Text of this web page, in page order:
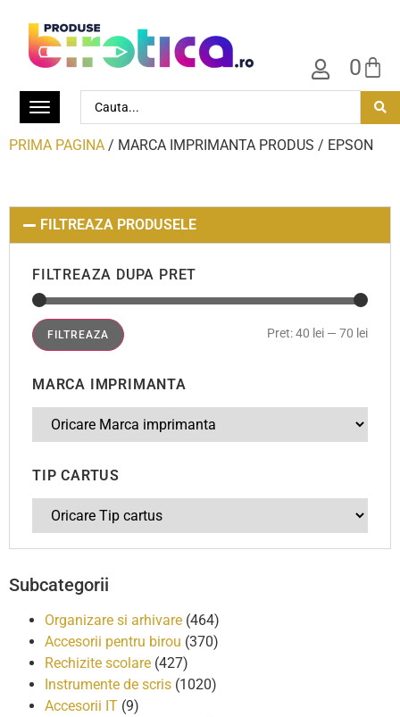
0
PRIMA PAGINA / MARCA IMPRIMANTA PRODUS / EPSON
FILTREAZA PRODUSELE
FILTREAZA DUPA PRET
FILTREAZA Pret:40 lei — 70 lei
MARCA IMPRIMANTA
TIP CARTUS
Subcategorii
Organizare si arhivare (464)
Accesorii pentru birou (370)
Rechizite scolare (427)
Instrumente de scris (1020)
Accesorii IT (9)